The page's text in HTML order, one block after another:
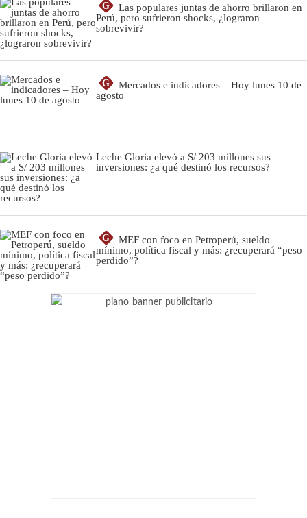
G
Las populares juntas de ahorro brillaron en
Perú, pero sufrieron shocks, ¿lograron
sobrevivir?
G
Mercados e indicadores – Hoy lunes 10 de
agosto
Leche Gloria elevó a S/ 203 millones sus
inversiones: ¿a qué destinó los recursos?
G
MEF con foco en Petroperú, sueldo
mínimo, política fiscal y más: ¿recuperará “peso
perdido”?